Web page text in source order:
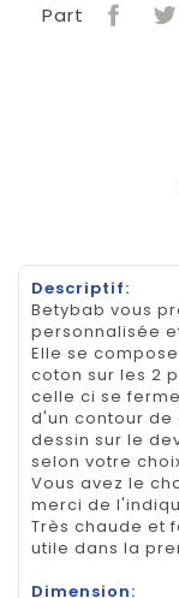
Part
Descriptif:
Betybab vous
personnalisée
Elle se
coton sur les 2
celle ci se
d'un contour de
dessin sur le
selon votre
Vous avez le
merci de
Très chaude et
utile dans la
Dimension: